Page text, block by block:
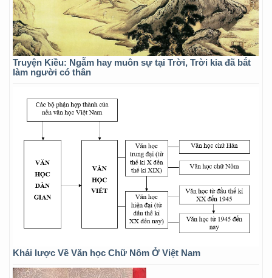
Truyện Kiều: Ngẫm hay muôn sự tại Trời, Trời kia đã bắt
làm người có thân
Khái lược Về Văn học Chữ Nôm Ở Việt Nam